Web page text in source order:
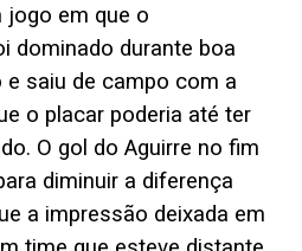
jogo em que o
dominado durante boa
e saiu de campo com a
o placar poderia até ter
O gol do Aguirre no fim
diminuir a diferença
a impressão deixada em